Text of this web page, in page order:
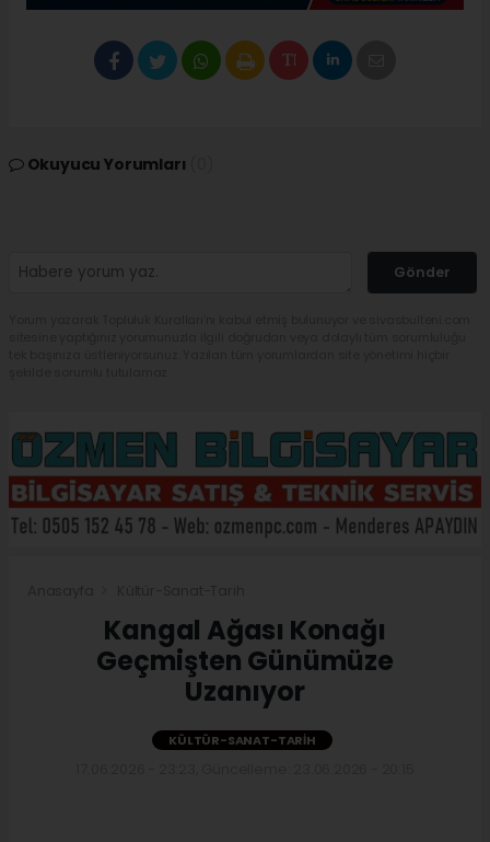
Okuyucu Yorumları
Gönder
Kangal Ağası Konağı
Geçmişten Günümüze
Uzanıyor
KÜLTÜR-SANAT-TARIH